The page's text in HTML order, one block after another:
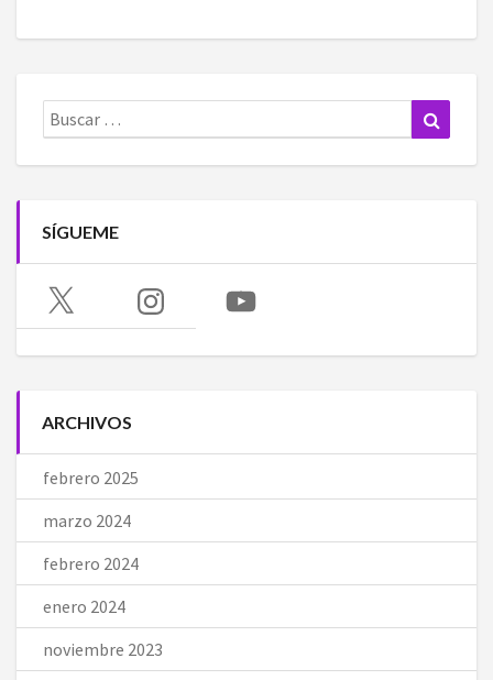
Buscar:
SÍGUEME
X Instagram YouTube
ARCHIVOS
febrero 2025
marzo 2024
febrero 2024
enero 2024
noviembre 2023